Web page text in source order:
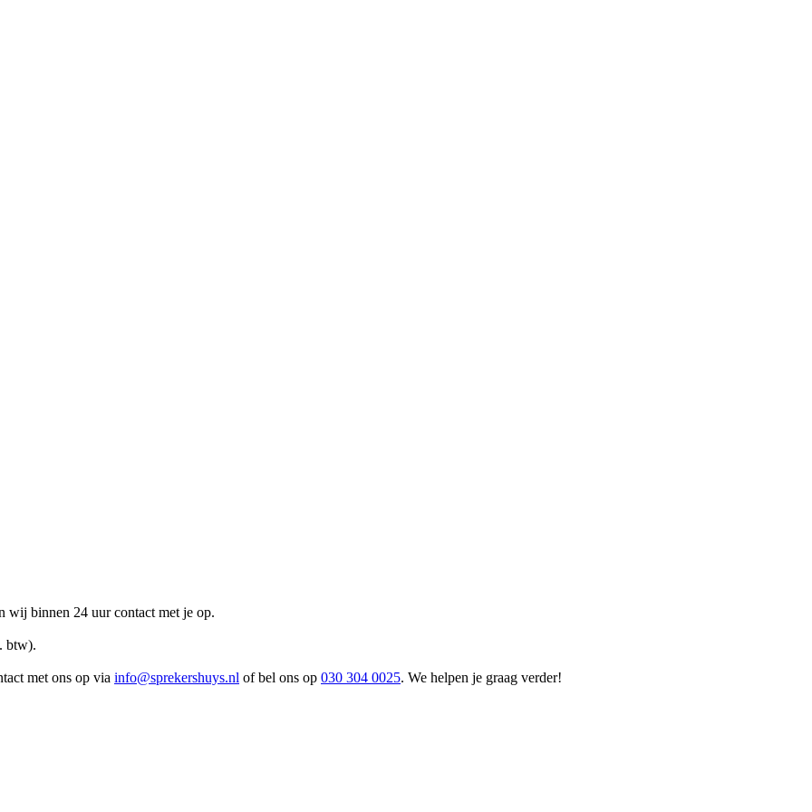
wij binnen 24 uur contact met je op.
btw).
met ons op via info@sprekershuys.nl of bel ons op 030 304 0025. We helpen je graag verder!